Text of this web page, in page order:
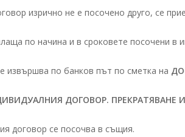
изрично не е посочено друго, се
по начина и в сроковете посочени в
извършва по банков път по сметка на
ДОГОВОР. ПРЕКРАТЯВАНЕ
договор се посочва в същия.